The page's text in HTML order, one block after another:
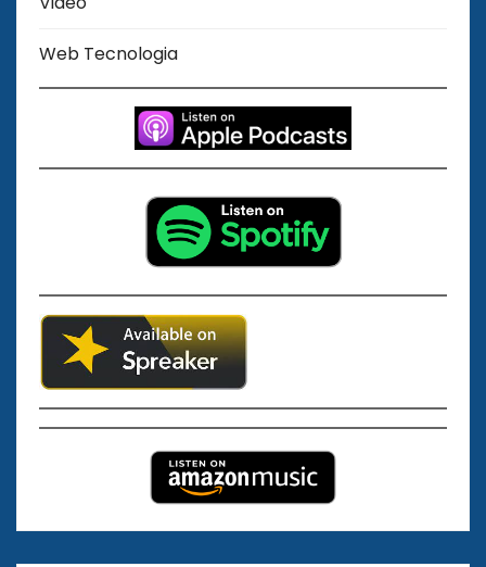
Web Tecnologia